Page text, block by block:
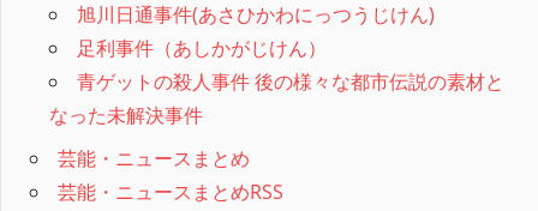
旭川日通事件(あさひかわにっつうじけん)
足利事件（あしかがじけん）
青ゲットの殺人事件 後の様々な都市伝説の素材と
なった未解決事件
芸能・ニュースまとめ
芸能・ニュースまとめRSS